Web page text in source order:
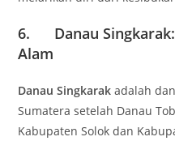
6. Danau Singkarak:
Alam
Danau Singkarak adalah
Sumatera setelah Danau
Kabupaten Solok dan